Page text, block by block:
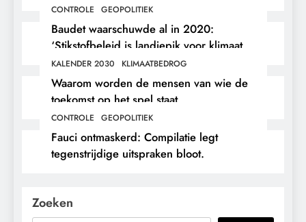
CONTROLE GEOPOLITIEK
Baudet waarschuwde al in 2020:
‘Stikstofbeleid is landjepik voor klimaat
en immigratie’.
KALENDER 2030 KLIMAATBEDROG
Waarom worden de mensen van wie de
toekomst op het spel staat,
buitengesloten?
CONTROLE GEOPOLITIEK
Fauci ontmaskerd: Compilatie legt
tegenstrijdige uitspraken bloot.
Zoeken